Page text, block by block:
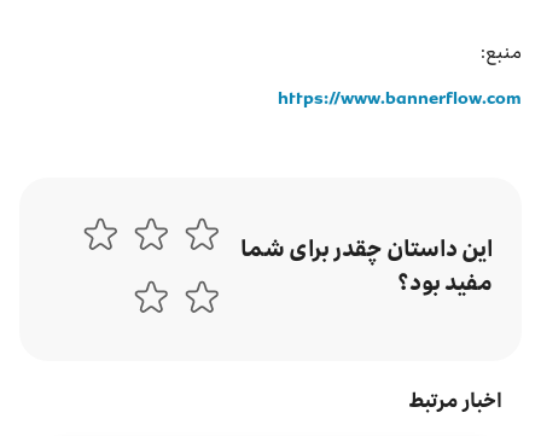
منبع:
https://www.bannerflow.com
این داستان چقدر برای شما
مفید بود؟
اخبار مرتبط